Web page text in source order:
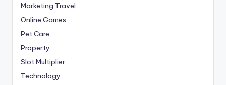
Marketing Travel
Online Games
Pet Care
Property
Slot Multiplier
Technology